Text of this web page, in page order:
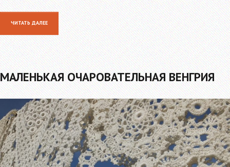
ЧИТАТЬ ДАЛЕЕ
МАЛЕНЬКАЯ ОЧАРОВАТЕЛЬНАЯ ВЕНГРИЯ